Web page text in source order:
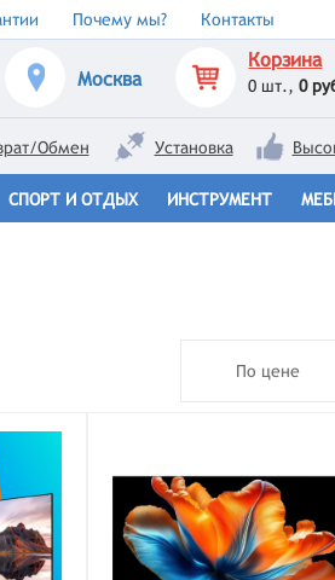
Почему мы? Контакты
Москва
Корзина
0 шт.,0
Обмен Установка
СПОРТ И ОТДЫХ ИНСТРУМЕНТ
По цене